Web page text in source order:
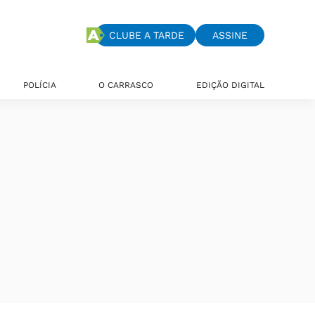
CLUBE A TARDE ASSINE
POLÍCIA O CARRASCO EDIÇÃO DIGITAL